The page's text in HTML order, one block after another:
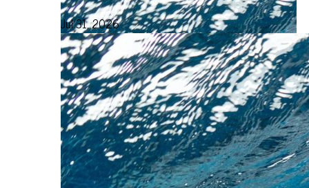
Jul 31, 2026